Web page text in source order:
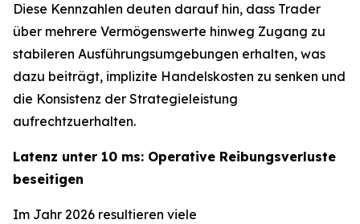
Diese Kennzahlen deuten darauf hin, dass Trader
über mehrere Vermögenswerte hinweg Zugang zu
stabileren Ausführungsumgebungen erhalten, was
dazu beiträgt, implizite Handelskosten zu senken und
die Konsistenz der Strategieleistung
aufrechtzuerhalten.
Latenz unter 10 ms: Operative Reibungsverluste
beseitigen
Im Jahr 2026 resultieren viele